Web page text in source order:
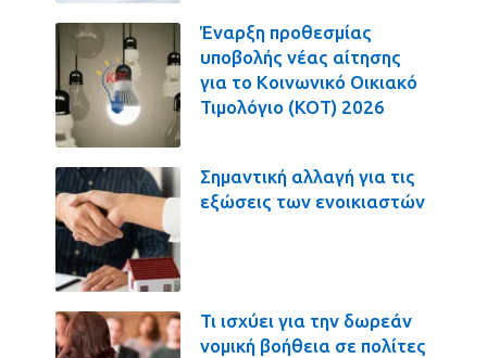
Έναρξη προθεσμίας
υποβολής νέας αίτησης
για το Κοινωνικό Οικιακό
Τιμολόγιο (ΚΟΤ) 2026
Σημαντική αλλαγή για τις
εξώσεις των ενοικιαστών
Τι ισχύει για την δωρεάν
νομική βοήθεια σε πολίτες